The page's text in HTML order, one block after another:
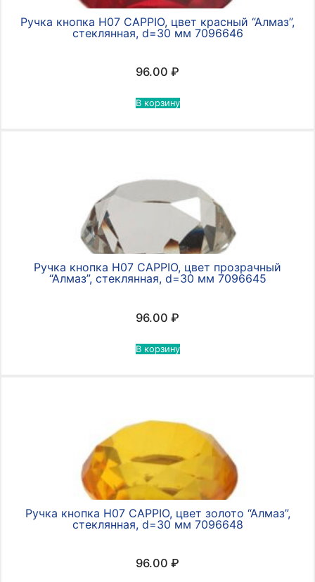
Ручка кнопка Н07 CAPPIO, цвет красный “Алмаз”,
стеклянная, d=30 мм 7096646
96.00 ₽
В корзину
Ручка кнопка Н07 CAPPIO, цвет прозрачный
“Алмаз”, стеклянная, d=30 мм 7096645
96.00 ₽
В корзину
Ручка кнопка Н07 CAPPIO, цвет золото “Алмаз”,
стеклянная, d=30 мм 7096648
96.00 ₽